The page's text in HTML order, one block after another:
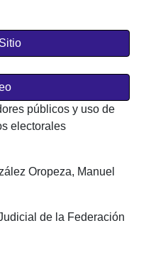
públicos y uso de
electorales
Oropeza, Manuel
de la Federación